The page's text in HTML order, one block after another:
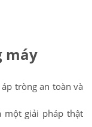
máy
tròng an toàn và
một giải pháp thật